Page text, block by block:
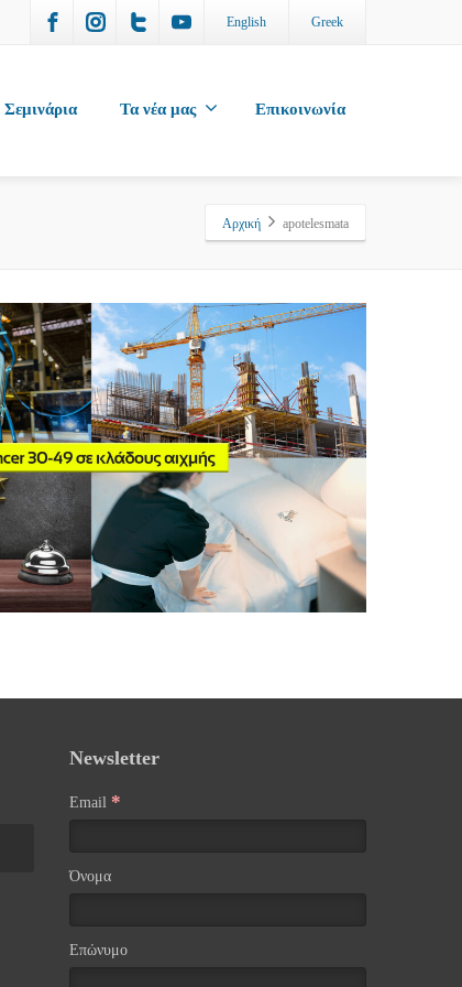
English Greek
Σεμινάρια Τα νέα μας Επικοινωνία
Αρχική apotelesmata
Newsletter
Email *
Όνομα
Επώνυμο